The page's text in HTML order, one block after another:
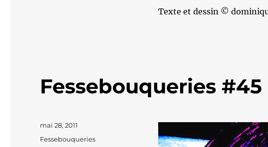
Texte et dessin ©
Fessebouqueries #45
Publié
mai 28, 2011
Catégories
Fessebouqueries